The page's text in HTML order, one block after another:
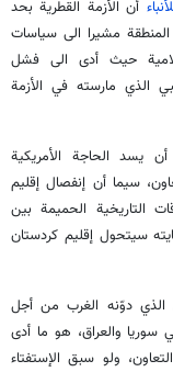
أن الأزمة القطرية بحد
مشيرا الى سياسات
حيث أدى الى فشل
الذي مارسته في الأزمة
يسد الحاجة الأمريكية
سيما أن إنفصال إقليم
التاريخية الحميمة بين
سيتحول إقليم كردستان
الذي دوّنه الغرب من أجل
والعراق، هو ما أدى
ولو سبق الإستفتاء